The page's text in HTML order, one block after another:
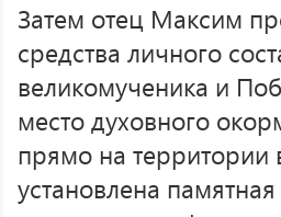
Затем отец Максим
средства личного
великомученика и
место духовного
прямо на территории
установлена